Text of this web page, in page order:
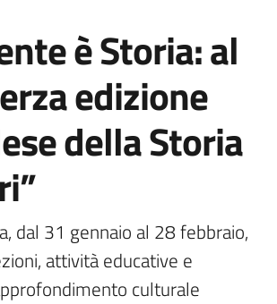
è Storia: al
edizione
della Storia
dal 31 gennaio al 28 febbraio,
attività educative e
culturale